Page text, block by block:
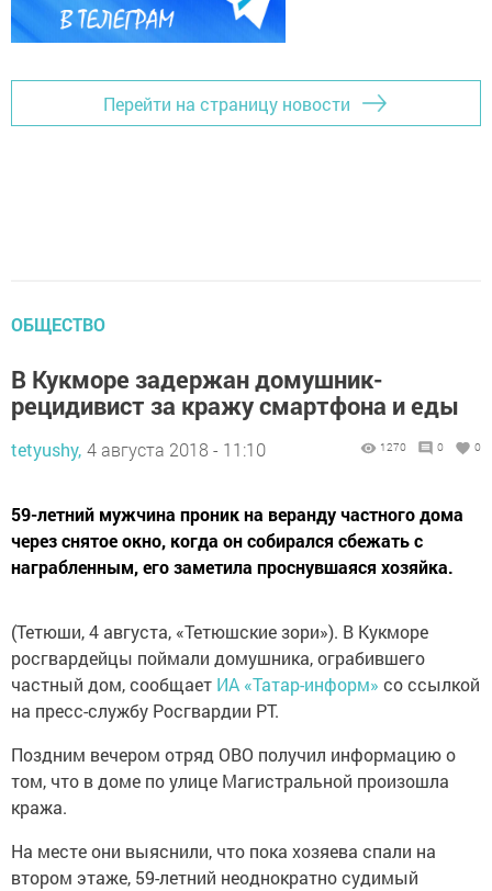
Перейти на страницу новости
ОБЩЕСТВО
В Кукморе задержан домушник-
рецидивист за кражу смартфона и еды
tetyushy, 4 августа 2018 - 11:10 1270 0 0
59-летний мужчина проник на веранду частного дома
через снятое окно, когда он собирался сбежать с
награбленным, его заметила проснувшаяся хозяйка.
(Тетюши, 4 августа, «Тетюшские зори»). В Кукморе
росгвардейцы поймали домушника, ограбившего
частный дом, сообщает ИА «Татар-информ» со ссылкой
на пресс-службу Росгвардии РТ.
Поздним вечером отряд ОВО получил информацию о
том, что в доме по улице Магистральной произошла
кража.
На месте они выяснили, что пока хозяева спали на
втором этаже, 59-летний неоднократно судимый